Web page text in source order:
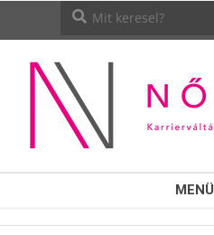
NŐI
MENÜ